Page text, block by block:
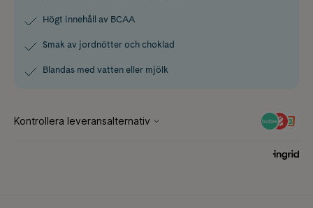
Högt innehåll av BCAA
Smak av jordnötter och choklad
Blandas med vatten eller mjölk